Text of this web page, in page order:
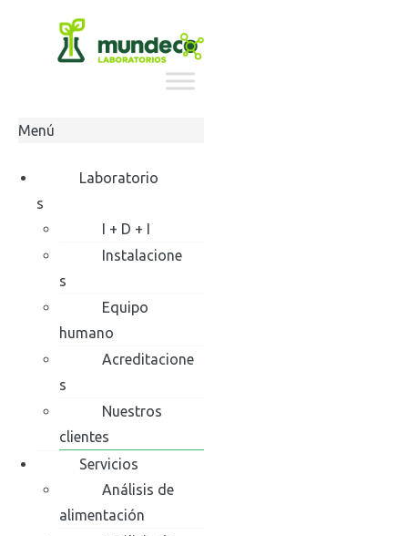
Menú
Laboratorio
s
I + D + I
Instalacione
s
Equipo
humano
Acreditacione
s
Nuestros
clientes
Servicios
Análisis de
alimentación